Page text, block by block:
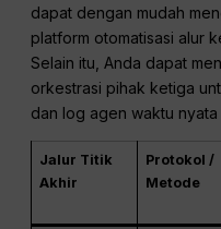
dapat dengan mudah
platform otomatisasi alur
Selain itu, Anda dapat
orkestrasi pihak ketiga
dan log agen waktu nyata
Jalur Titik
Akhir
Protokol /
Metode